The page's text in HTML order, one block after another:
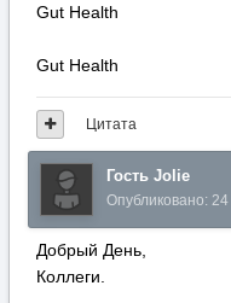
Gut Health
Gut Health
Цитата
Гость Jolie
Опубликовано: 24
Добрый День,
Коллеги.